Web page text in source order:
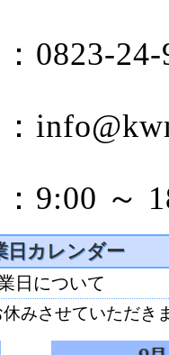
：0823-
：
：9:00 ～
日カレンダー
日について
みさせていただき